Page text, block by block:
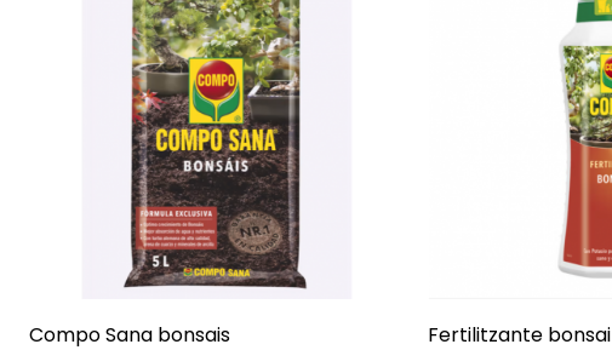
Compo Sana bonsais Fertilitzante bonsai